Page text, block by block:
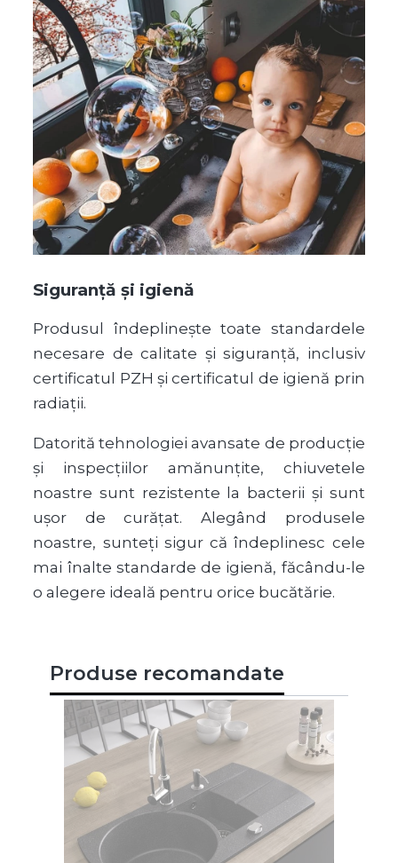
Siguranță și igienă
Produsul îndeplinește toate standardele
necesare de calitate și siguranță, inclusiv
certificatul PZH și certificatul de igienă prin
radiații.
Datorită tehnologiei avansate de producție
și inspecțiilor amănunțite, chiuvetele
noastre sunt rezistente la bacterii și sunt
ușor de curățat. Alegând produsele
noastre, sunteți sigur că îndeplinesc cele
mai înalte standarde de igienă, făcându-le
o alegere ideală pentru orice bucătărie.
Produse recomandate